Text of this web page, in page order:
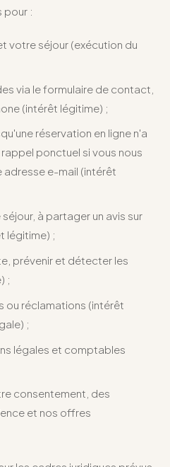
pour :
votre séjour (exécution du
via le formulaire de contact,
(intérêt légitime) ;
réservation en ligne n'a
ponctuel si vous nous
adresse e-mail (intérêt
à partager un avis sur
légitime) ;
prévenir et détecter les
;
ou réclamations (intérêt
;
légales et comptables
consentement, des
et nos offres